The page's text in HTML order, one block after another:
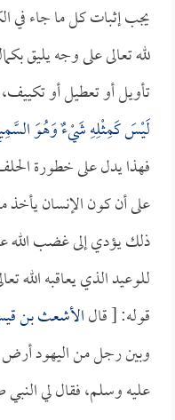
يجب إثبات كل ما جاء في
لله تعالى على وجه يليق
تأويل أو تعطيل أو
لَيْسَ كَمِثْلِهِ شَيْءٌ وَهُوَ
فهذا يدل على خطورة
على أن كون الإنسان يأخذ
ذلك يؤدي إلى غضب الله
للوعيد الذي يعاقبه الله
قوله: [ قالالأشعث بن
وبين رجل من اليهود أرض
عليه وسلم، فقال لي